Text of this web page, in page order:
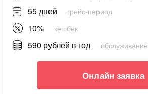
55 дней грейс-период
10% кешбек
590 рублей в год обслуживание
Онлайн заявка